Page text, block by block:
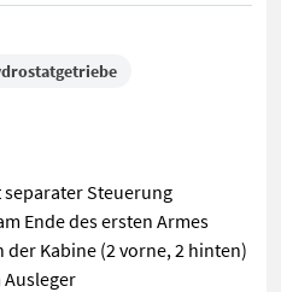
Steuerung
Ende des ersten Armes
Kabine (2 vorne, 2 hinten)